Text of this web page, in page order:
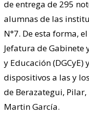
de entrega de 295
alumnas de las
N°7. De esta forma,
Jefatura de Gabinete
y Educación
dispositivos a las y
de Berazategui, Pilar,
Martin García.